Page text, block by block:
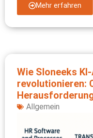
Mehr erfahren
Wie Sloneeks
revolutionieren:
Allgemein